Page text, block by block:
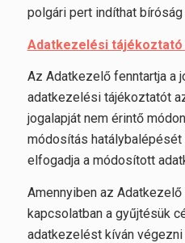
polgári pert indíthat bíróság
Adatkezelési tájékoztató
Az Adatkezelő fenntartja a
adatkezelési tájékoztatót
jogalapját nem érintő
módosítás
elfogadja a módosított
Amennyiben az
kapcsolatban a gyűjtésük
adatkezelést kíván